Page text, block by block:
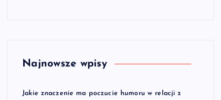
Najnowsze wpisy
Jakie znaczenie ma poczucie humoru w relacji z